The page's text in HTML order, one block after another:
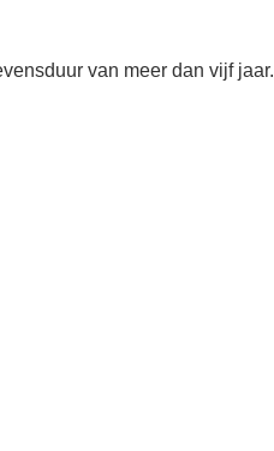
van meer dan vijf jaar.